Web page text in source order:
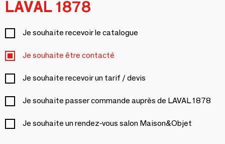
LAVAL 1878
Je souhaite recevoir le catalogue
Je souhaite être contacté
Je souhaite recevoir un tarif / devis
Je souhaite passer commande auprès de LAVAL 1878
Je souhaite un rendez-vous salon Maison&Objet